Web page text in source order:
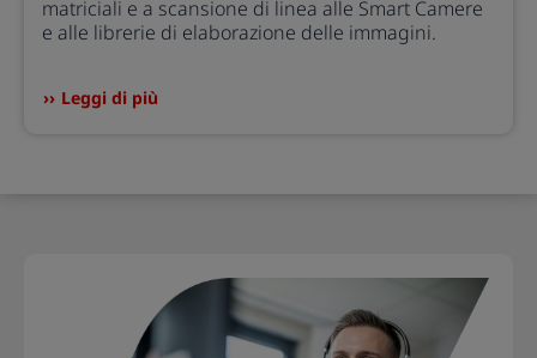
matriciali e a scansione di linea alle Smart Camere
e alle librerie di elaborazione delle immagini.
Leggi di più